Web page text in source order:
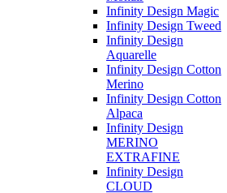
Infinity Design Magic
Infinity Design Tweed
Infinity Design
Aquarelle
Infinity Design Cotton
Merino
Infinity Design Cotton
Alpaca
Infinity Design
MERINO
EXTRAFINE
Infinity Design
CLOUD